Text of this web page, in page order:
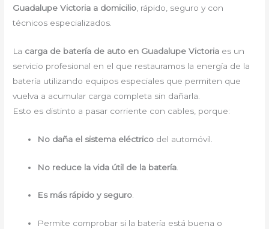
Guadalupe Victoria a domicilio , rápido, seguro y con
técnicos especializados.
La carga de batería de auto en Guadalupe Victoria es un
servicio profesional en el que restauramos la energía de la
batería utilizando equipos especiales que permiten que
vuelva a acumular carga completa sin dañarla.
Esto es distinto a pasar corriente con cables, porque:
No daña el sistema eléctrico del automóvil.
No reduce la vida útil de la batería
Es más rápido y seguro.
Permite comprobar si la batería está buena o